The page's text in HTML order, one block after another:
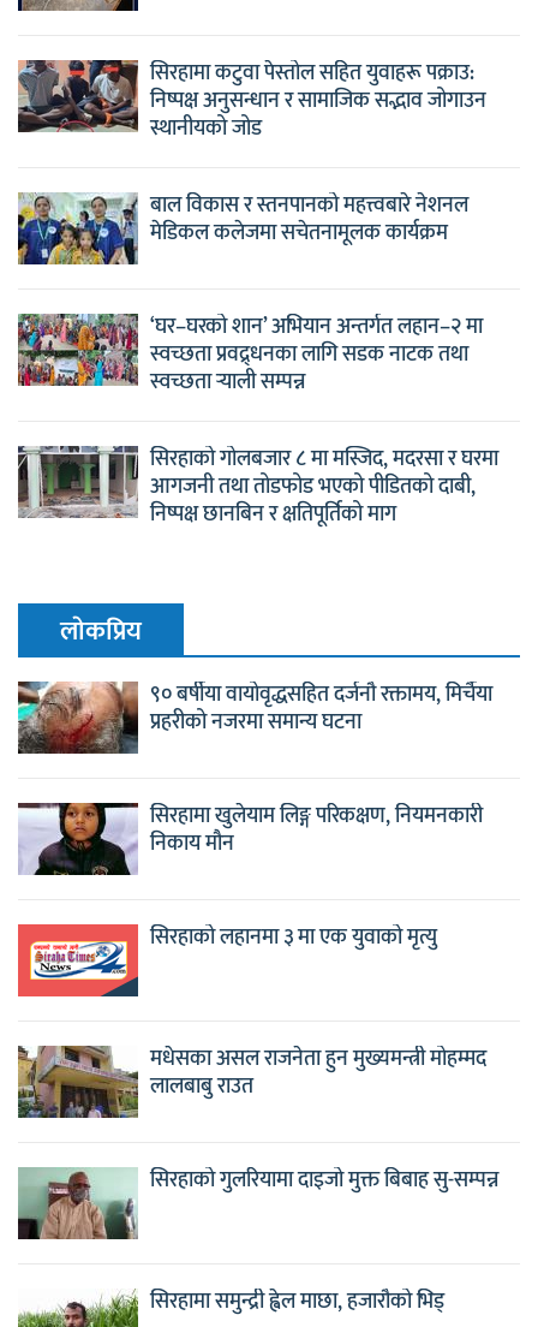
सिरहामा कटुवा पेस्तोल सहित युवाहरू पक्राउ:
निष्पक्ष अनुसन्धान र सामाजिक सद्भाव जोगाउन
स्थानीयको जोड
बाल विकास र स्तनपानको महत्त्वबारे नेशनल
मेडिकल कलेजमा सचेतनामूलक कार्यक्रम
‘घर–घरको शान’ अभियान अन्तर्गत लहान–२ मा
स्वच्छता प्रवद्र्धनका लागि सडक नाटक तथा
स्वच्छता र्‍याली सम्पन्न
सिरहाको गोलबजार ८ मा मस्जिद, मदरसा र घरमा
आगजनी तथा तोडफोड भएको पीडितको दाबी,
निष्पक्ष छानबिन र क्षतिपूर्तिको माग
लाेकप्रिय
९० बर्षीया वायोवृद्धसहित दर्जनौ रक्तामय, मिर्चैया
प्रहरीको नजरमा समान्य घटना
सिरहामा खुलेयाम लिङ्ग परिकक्षण, नियमनकारी
निकाय मौन
सिरहाको लहानमा ३ मा एक युवाको मृत्यु
मधेसका असल राजनेता हुन मुख्यमन्त्री मोहम्मद
लालबाबु राउत
सिरहाको गुलरियामा दाइजो मुक्त बिबाह सु-सम्पन्न
सिरहामा समुन्द्री ह्वेल माछा, हजारौको भिड्